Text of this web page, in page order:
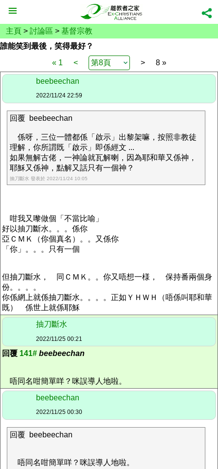
主頁 > 討論區 > 基督宗教
誰能笑到最後，笑得最好？
« 1
< > 8 »
beebeechan
2022/11/24 22:59
回覆 beebeechan
係呀，三位一體都係「啟示」出黎架嘛，按照非教徒
理解，你所謂既「啟示」即係經文 ...
如果無解古佬，一神論就瓦解喇，因為耶和華又係神，
耶穌又係神，點解又話只有一個神？
抽刀斷水 發表於 2022/11/24 10:05
咁我又嚟做個「不當比喻」
好以抽刀斷水。。。係你
亞ＣＭＫ（你個真名）。。又係你
「你」。。。只有一個
但抽刀斷水， 同ＣＭＫ。。你又唔想一様， 保持番兩個身
份。。。。
你係網上就係抽刀斷水。。。。正如ＹＨＷＨ（唔係叫耶和華
既） 係世上就係耶穌
抽刀斷水
2022/11/25 00:21
回覆 141# beebeechan
唔同名咁簡單咩？咪誤導人地啦。
beebeechan
2022/11/25 00:30
回覆 beebeechan
唔同名咁簡單咩？咪誤導人地啦。